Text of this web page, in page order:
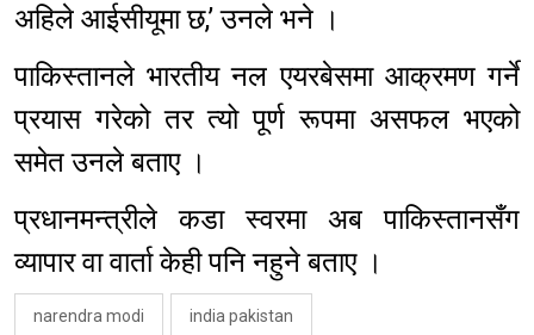
अहिले आईसीयूमा छ,’ उनले भने ।
पाकिस्तानले भारतीय नल एयरबेसमा आक्रमण गर्ने
प्रयास गरेको तर त्यो पूर्ण रूपमा असफल भएको
समेत उनले बताए ।
प्रधानमन्त्रीले कडा स्वरमा अब पाकिस्तानसँग
व्यापार वा वार्ता केही पनि नहुने बताए ।
narendra modi india pakistan